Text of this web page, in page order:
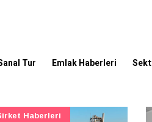
Tur Emlak Haberleri
- Röportaj